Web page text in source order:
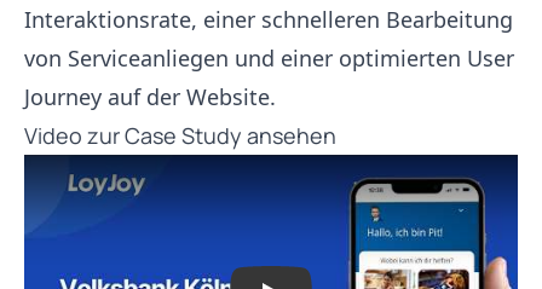
Interaktionsrate, einer schnelleren Bearbeitung
von Serviceanliegen und einer optimierten User
Journey auf der Website.
Video zur Case Study ansehen
Play